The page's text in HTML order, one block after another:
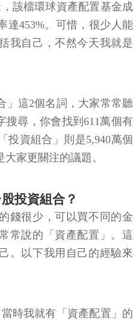
該檔環球資產配置基金成
達453%。可惜，很少人能
我自己，不然今天我就是
」這2個名詞，大家常常聽
搜尋，你會找到611萬個有
投資組合」則是5,940萬個
家更關注的議題。
投資組合？
錢很少，可以買不同的金
常說的「資產配置」。這
。以下我用自己的經驗來
時我就有「資產配置」的